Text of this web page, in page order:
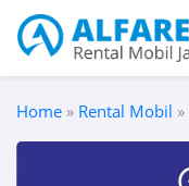
Home » Rental Mobil »